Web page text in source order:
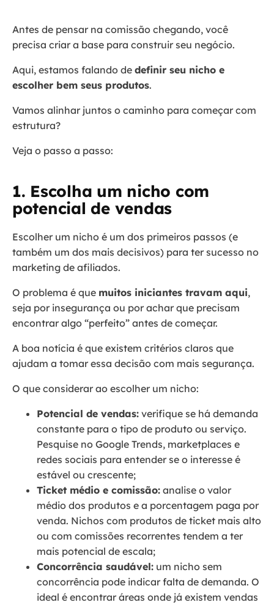
Antes de pensar na comissão chegando, você
precisa criar a base para construir seu negócio.
Aqui, estamos falando de definir seu nicho e
escolher bem seus produtos.
Vamos alinhar juntos o caminho para começar com
estrutura?
Veja o passo a passo:
1. Escolha um nicho com
potencial de vendas
Escolher um nicho é um dos primeiros passos (e
também um dos mais decisivos) para ter sucesso no
marketing de afiliados.
O problema é que muitos iniciantes travam aqui,
seja por insegurança ou por achar que precisam
encontrar algo “perfeito” antes de começar.
A boa notícia é que existem critérios claros que
ajudam a tomar essa decisão com mais segurança.
O que considerar ao escolher um nicho:
Potencial de vendas: verifique se há demanda
constante para o tipo de produto ou serviço.
Pesquise no Google Trends, marketplaces e
redes sociais para entender se o interesse é
estável ou crescente;
Ticket médio e comissão: analise o valor
médio dos produtos e a porcentagem paga por
venda. Nichos com produtos de ticket mais alto
ou com comissões recorrentes tendem a ter
mais potencial de escala;
Concorrência saudável: um nicho sem
concorrência pode indicar falta de demanda. O
ideal é encontrar áreas onde já existem vendas